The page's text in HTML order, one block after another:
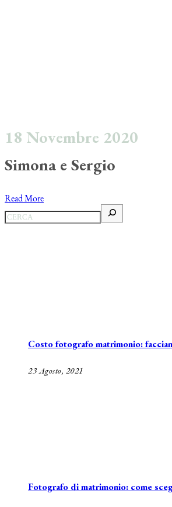
18 Novembre 2020
Simona e Sergio
Read More
Costo fotografo matrimonio:
23 Agosto, 2021
Fotografo di matrimonio: come